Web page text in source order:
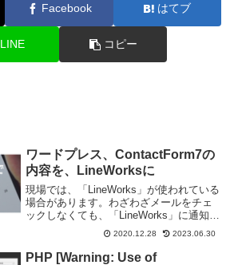
Facebook はてブ
LINE コピー
ワードプレス、ContactForm7の
内容を、LineWorksに
現場では、「LineWorks」が使われている
場合があります。わざわざメールをチェ
ックしなくても、「LineWorks」に通知さ
れると便利です。今回は、ContactForm7
+ phpプログラムでやってみたいと思いま
す。↑ API 2....
2020.12.28 2023.06.30
PHP [Warning: Use of